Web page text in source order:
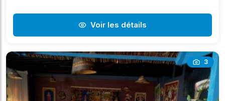
Voir les détails
3